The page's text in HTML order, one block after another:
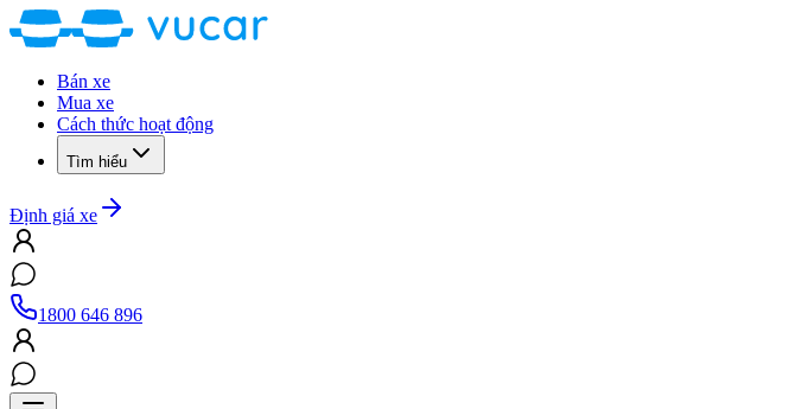
Bán xe
Mua xe
Cách thức hoạt động
Tìm hiểu
Định giá xe
1800 646 896